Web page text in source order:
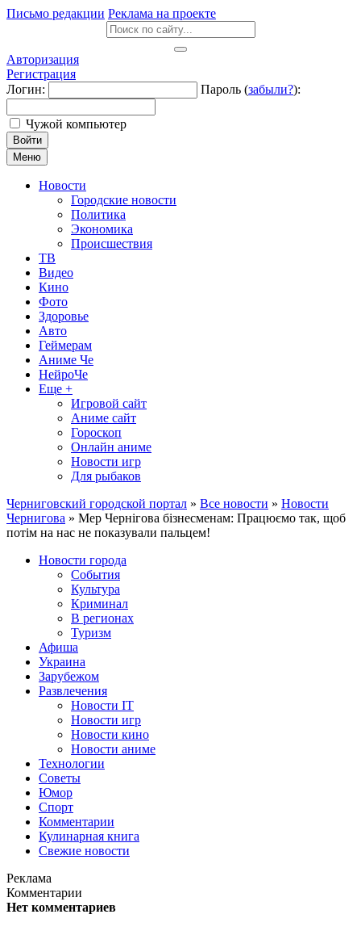
Письмо редакции Реклама на проекте
Авторизация
Регистрация
Логин:
Пароль (забыли?):
Чужой компьютер
Войти
Меню
Новости
Городские новости
Политика
Экономика
Происшествия
ТВ
Видео
Кино
Фото
Здоровье
Авто
Геймерам
Аниме Че
НейроЧе
Еще +
Игровой сайт
Аниме сайт
Гороскоп
Онлайн аниме
Новости игр
Для рыбаков
Черниговский городской портал » Все новости » Новости
Чернигова » Мер Чернігова бізнесменам: Працюємо так, щоб
потім на нас не показували пальцем!
Новости города
События
Культура
Криминал
В регионах
Туризм
Афиша
Украина
Зарубежом
Развлечения
Новости IT
Новости игр
Новости кино
Новости аниме
Технологии
Советы
Юмор
Спорт
Комментарии
Кулинарная книга
Свежие новости
Реклама
Комментарии
Нет комментариев